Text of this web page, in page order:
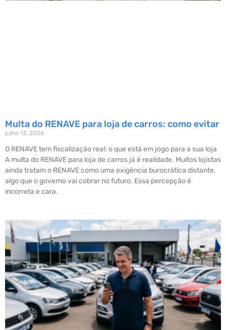
Multa do RENAVE para loja de carros: como evitar
julho 13, 2026
O RENAVE tem fiscalização real: o que está em jogo para a sua loja
A multa do RENAVE para loja de carros já é realidade. Muitos lojistas
ainda tratam o RENAVE como uma exigência burocrática distante,
algo que o governo vai cobrar no futuro. Essa percepção é
incorreta e cara.